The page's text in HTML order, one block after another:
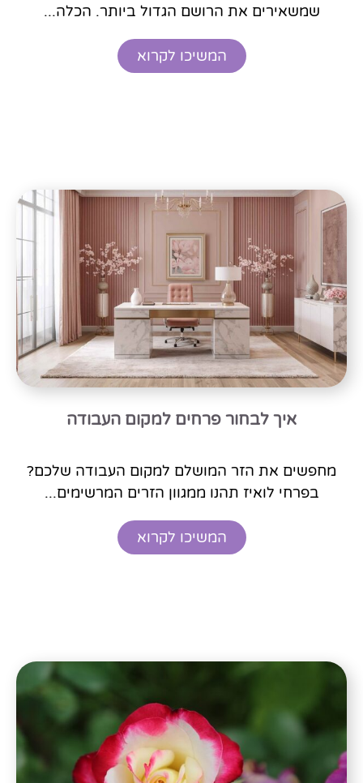
שמשאירים את הרושם הגדול ביותר. הכלה...
המשיכו לקרוא
איך לבחור פרחים למקום העבודה
מחפשים את הזר המושלם למקום העבודה שלכם?
בפרחי לואיז תהנו ממגוון הזרים המרשימים...
המשיכו לקרוא